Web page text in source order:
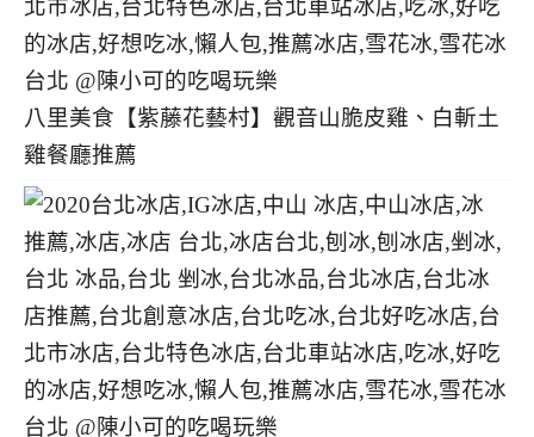
八里美食【紫藤花藝村】觀音山脆皮雞、白斬土
雞餐廳推薦